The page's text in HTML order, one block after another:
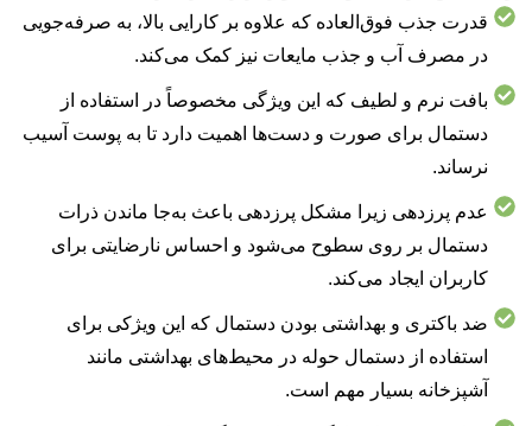
قدرت جذب فوق‌العاده که علاوه بر کارایی بالا، به صرفه‌جویی
در مصرف آب و جذب مایعات نیز کمک می‌کند.
بافت نرم و لطیف که این ویژگی مخصوصاً در استفاده از
دستمال برای صورت و دست‌ها اهمیت دارد تا به پوست آسیب
نرساند.
عدم پرزدهی زیرا مشکل پرزدهی باعث به‌جا ماندن ذرات
دستمال بر روی سطوح می‌شود و احساس نارضایتی برای
کاربران ایجاد می‌کند.
ضد باکتری و بهداشتی بودن دستمال که این ویژکی برای
استفاده از دستمال حوله در محیط‌های بهداشتی مانند
آشپزخانه بسیار مهم است.